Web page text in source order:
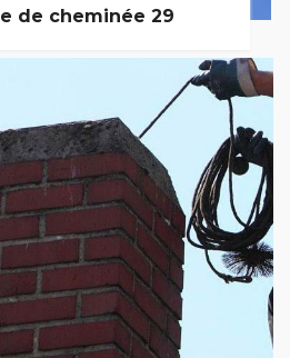
de cheminée 29